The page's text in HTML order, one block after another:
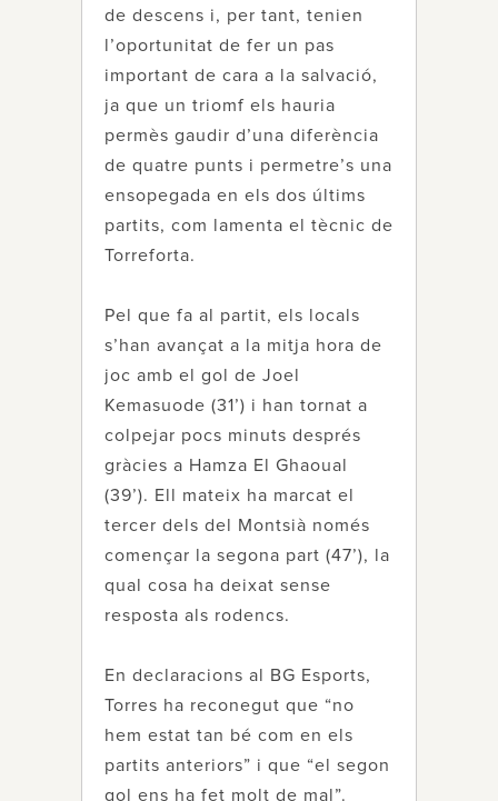
de descens i, per tant, tenien
l’oportunitat de fer un pas
important de cara a la salvació,
ja que un triomf els hauria
permès gaudir d’una diferència
de quatre punts i permetre’s una
ensopegada en els dos últims
partits, com lamenta el tècnic de
Torreforta.
Pel que fa al partit, els locals
s’han avançat a la mitja hora de
joc amb el gol de Joel
Kemasuode (31’) i han tornat a
colpejar pocs minuts després
gràcies a Hamza El Ghaoual
(39’). Ell mateix ha marcat el
tercer dels del Montsià només
començar la segona part (47’), la
qual cosa ha deixat sense
resposta als rodencs.
En declaracions al BG Esports,
Torres ha reconegut que “no
hem estat tan bé com en els
partits anteriors” i que “el segon
gol ens ha fet molt de mal”.